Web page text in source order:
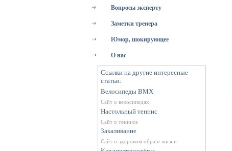
Вопросы эксперту
Заметки тренера
Юмор, шокирующее
О нас
Ссылки на другие интересные
статьи:
Велосипеды BMX
Сайт о велосипедах
Настольный теннис
Сайт о теннисе
Закаливание
Сайт о здоровом образе жизни